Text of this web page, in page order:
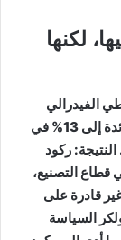
لكنها
الاحتياطي الفيدرالي
المعين حديثًا، بول فولكر، الأسواق برفع أسعار الفائدة إلى 13% في
لكبح التضخم، ليرتفع لاحقًا إلى 17%. النتيجة: ركود
قطاع التصنيع،
قادرة على
السياسة